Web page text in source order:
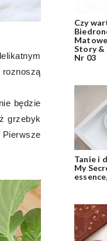
roznoszą
będzie
grzebyk
Czy
Story &
Nr 03
Tanie i
My